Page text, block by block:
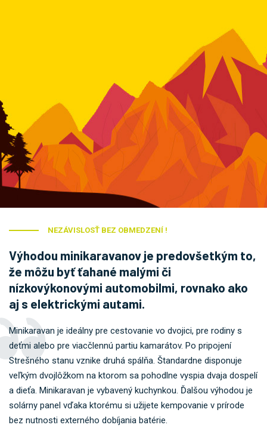
NEZÁVISLOSŤ BEZ OBMEDZENÍ !
Výhodou minikaravanov je predovšetkým to,
že môžu byť ťahané malými či
nízkovýkonovými automobilmi, rovnako ako
aj s elektrickými autami.
Minikaravan je ideálny pre cestovanie vo dvojici, pre rodiny s
deťmi alebo pre viacčlennú partiu kamarátov. Po pripojení
Strešného stanu vznike druhá spálňa. Štandardne disponuje
veľkým dvojlôžkom na ktorom sa pohodlne vyspia dvaja dospelí
a dieťa. Minikaravan je vybavený kuchynkou. Ďalšou výhodou je
solárny panel vďaka ktorému si užijete kempovanie v prírode
bez nutnosti externého dobíjania batérie.